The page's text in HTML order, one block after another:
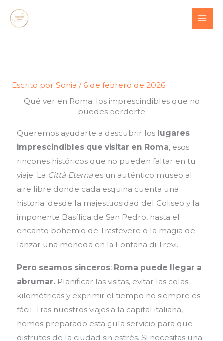
Escrito por Sonia / 6 de febrero de 2026
Qué ver en Roma: los imprescindibles que no
puedes perderte
Queremos ayudarte a descubrir los lugares
imprescindibles que visitar en Roma, esos
rincones históricos que no pueden faltar en tu
viaje. La Città Eternaes un auténtico museo al
aire libre donde cada esquina cuenta una
historia: desde la majestuosidad del Coliseo y la
imponente Basílica de San Pedro, hasta el
encanto bohemio de Trastevere o la magia de
lanzar una moneda en la Fontana di Trevi.
Pero seamos sinceros: Roma puede llegar a
abrumar.Planificar las visitas, evitar las colas
kilométricas y exprimir el tiempo no siempre es
fácil. Tras nuestros viajes a la capital italiana,
hemos preparado esta guía servicio para que
disfrutes de la ciudad sin estrés. Si necesitas una